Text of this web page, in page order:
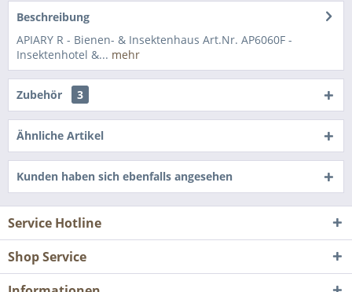
Beschreibung
APIARY R - Bienen- & Insektenhaus Art.Nr. AP6060F -
Insektenhotel &... mehr
Zubehör 3
Ähnliche Artikel
Kunden haben sich ebenfalls angesehen
Service Hotline
Shop Service